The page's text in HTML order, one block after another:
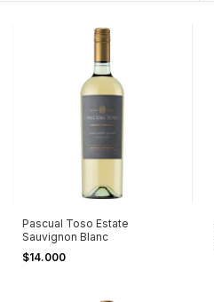
Pascual Toso Estate
Sauvignon Blanc
$14.000